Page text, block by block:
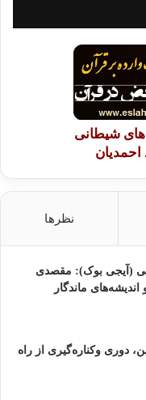
شیطانی
احمدیان
نظرها
(آیجی بوک): مقصدی
ماندگار
دوری وکناره‌گیری از راه